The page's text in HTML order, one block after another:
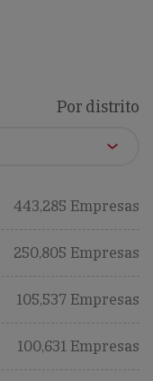
Por distrito
443,285 Empresas
250,805 Empresas
105,537 Empresas
100,631 Empresas